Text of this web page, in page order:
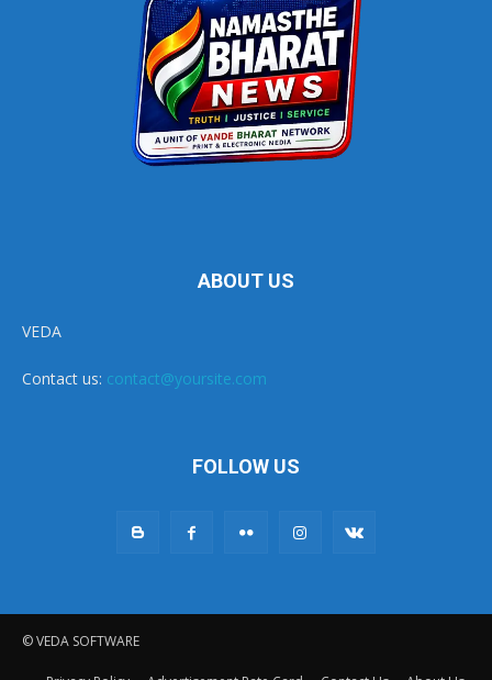
ABOUT US
VEDA
Contact us: contact@yoursite.com
FOLLOW US
© VEDA SOFTWARE